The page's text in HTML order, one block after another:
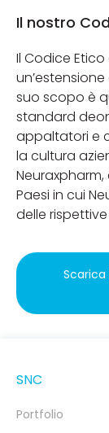
Il nostro
Il Codice
suo scopo è
standard
appaltatori e
la cultura
Paesi in cui
delle
SNC
Portfolio